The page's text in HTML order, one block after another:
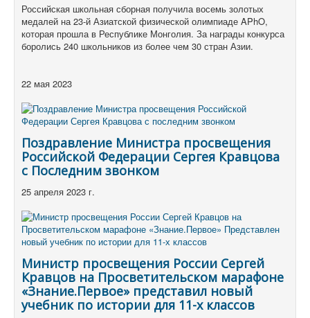
Российская школьная сборная получила восемь золотых
медалей на 23-й Азиатской физической олимпиаде APhO,
которая прошла в Республике Монголия. За награды конкурса
боролись 240 школьников из более чем 30 стран Азии.
22 мая 2023
Поздравление Министра просвещения
Российской Федерации Сергея Кравцова
с Последним звонком
25 апреля 2023 г.
Министр просвещения России Сергей
Кравцов на Просветительском марафоне
«Знание.Первое» представил новый
учебник по истории для 11-х классов